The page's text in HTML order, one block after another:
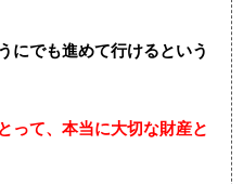
にでも進めて行けるという
って、本当に大切な財産と